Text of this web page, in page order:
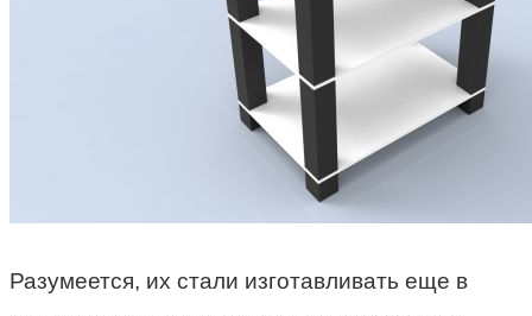
Разумеется, их стали изготавливать еще в